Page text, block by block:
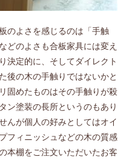
のよさを感じるのは「手触
どのよさも合板家具には変え
決定的に、そしてダイレクト
後の木の手触りではないかと
固めたものはその手触りが殺
ン塗装の長所というのもあり
んが個人の好みとしてはオイ
フィニッシュなどの木の質感
本棚をご注文いただいたお客